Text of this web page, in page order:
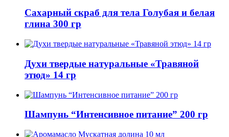
Сахарный скраб для тела Голубая и белая
глина 300 гр
Духи твердые натуральные «Травяной
этюд» 14 гр
Шампунь “Интенсивное питание” 200 гр